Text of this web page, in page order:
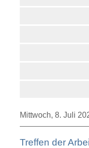
Mittwoch, 8. Juli
Treffen der